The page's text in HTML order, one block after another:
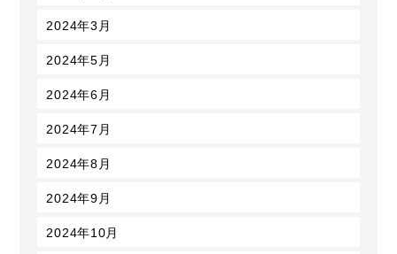
2024年3月
2024年5月
2024年6月
2024年7月
2024年8月
2024年9月
2024年10月